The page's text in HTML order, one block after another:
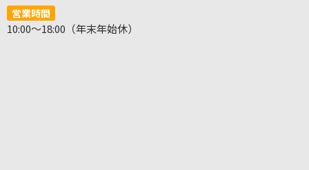
営業時間
10:00～18:00（年末年始休）